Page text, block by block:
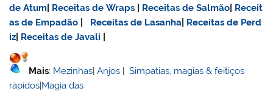
de Atum Receitas de Wraps Receitas de Salmão Receit
as de Empadão
Receitas de Lasanha Receitas de Perd
iz Receitas de Javali
Mais: Mezinhas |Anjos |Simpatias, magias & feitiços
rápidos Magia das